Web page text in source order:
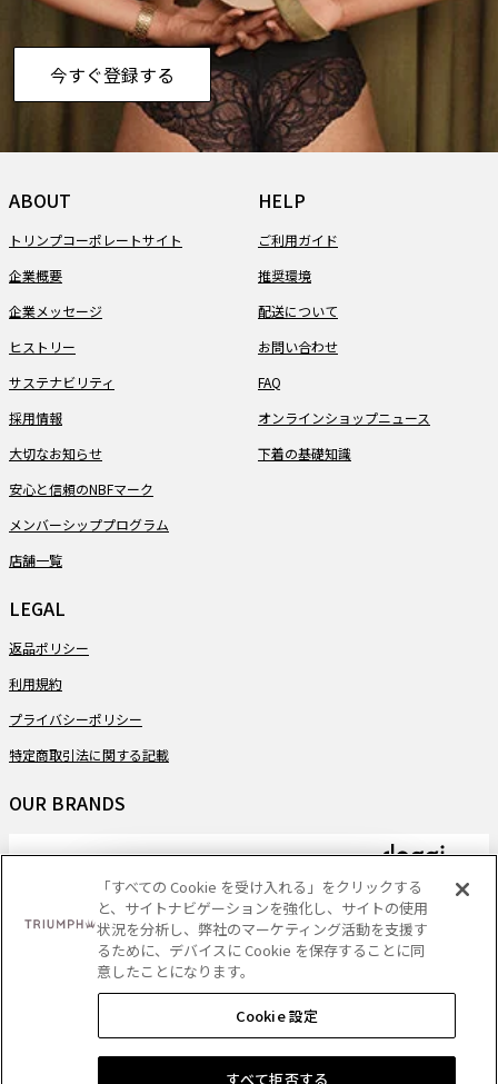
ショッピングバッグに追加する
今すぐ登録する
ABOUT
トリンプコーポレートサイト
企業概要
企業メッセージ
ヒストリー
サステナビリティ
採用情報
大切なお知らせ
安心と信頼のNBFマーク
メンバーシッププログラム
店舗一覧
HELP
ご利用ガイド
推奨環境
配送について
お問い合わせ
FAQ
オンラインショップニュース
下着の基礎知識
LEGAL
返品ポリシー
利用規約
プライバシーポリシー
特定商取引法に関する記載
OUR BRANDS
PAYMENT
「すべての Cookie を受け入れる」をクリックする
と、サイトナビゲーションを強化し、サイトの使用
状況を分析し、弊社のマーケティング活動を支援す
るために、デバイスに Cookie を保存することに同
意したことになります。
Cookie 設定
すべて拒否する